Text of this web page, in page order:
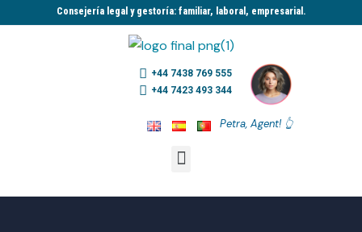
Consejería legal y gestoría: familiar, laboral, empresarial.​
+44 7438 769 555
+44 7423 493 344
Petra, Agent! 👆